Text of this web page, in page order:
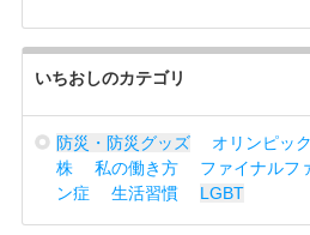
いちおしのカテゴリ
防災・防災グッズ オリンピック
株
私の働き方 ファイナルフ
ン症
生活習慣 LGBT